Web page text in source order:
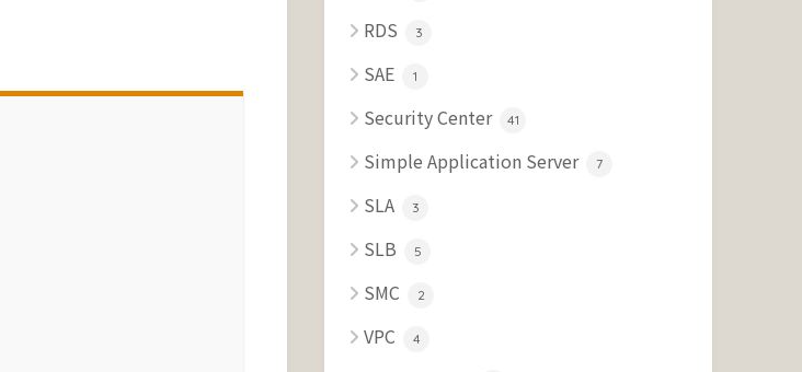
RDS 3
SAE 1
Security Center 41
Simple Application Server 7
SLA 3
SLB 5
SMC 2
VPC 4